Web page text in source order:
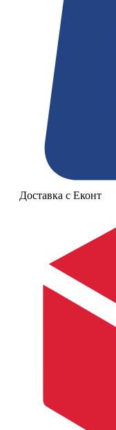
Доставка с Еконт